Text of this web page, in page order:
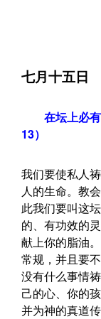
七月十五日
在坛上必有
13）
我们要使私人
人的生命。教
此我们要叫这
的、有功效的
献上你的脂油
常规，并且要
没有什么事情
己的心、你的
并为神的真道